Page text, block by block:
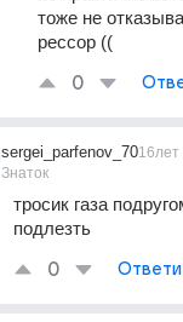
тоже не
рессор ((
0
sergei_parfenov_70
Знаток
16лет
тросик газа
подлезть
0